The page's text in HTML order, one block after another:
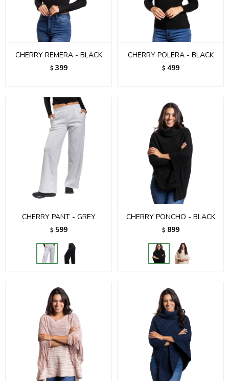
CHERRY REMERA - BLACK
$ 399
CHERRY POLERA - BLACK
$ 499
CHERRY PANT - GREY
$ 599
CHERRY PONCHO - BLACK
$ 899